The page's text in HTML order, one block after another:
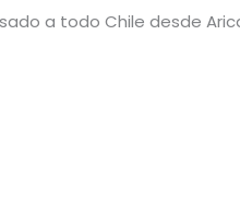
a todo Chile desde